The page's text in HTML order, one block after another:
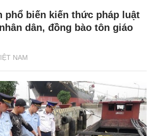
NAM
phổ biến kiến thức pháp luật
dân, đồng bào tôn giáo